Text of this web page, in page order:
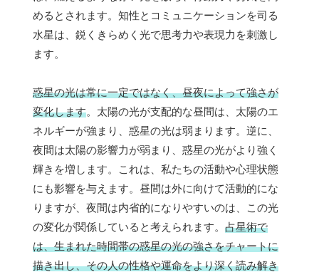
めるとされます。知性とコミュニケーションを司る
水星は、鋭くきらめく光で思考力や表現力を刺激し
ます。
惑星の光は常に一定ではなく、昼夜によって強さが
変化します。太陽の光が支配的な昼間は、太陽のエ
ネルギーが強まり、惑星の光は弱まります。逆に、
夜間は太陽の影響力が弱まり、惑星の光がより強く
輝きを増します。これは、私たちの活動や心理状態
にも影響を与えます。昼間は外に向けて活動的にな
りますが、夜間は内省的になりやすいのは、この光
の変化が関係していると考えられます。 占星術で
は、生まれた時間帯の惑星の光の強さをチャートに
描き出し、その人の性格や運命をより深く読み解き